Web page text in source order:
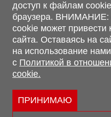
г. Брест, ул. Лейтенанта
Обращаем Ваше внимание, что
информация, касающаяся
характеристик, цветовых
сервисного обслуживания
не является публичной
Гражданского кодекса
Политика обработки
Политикой в отношении
доступ к файлам
браузера. ВНИМАНИЕ:
cookie может привести
сайта. Оставаясь на
на использование
с Политикой в
cookie.
ПРИНИМАЮ